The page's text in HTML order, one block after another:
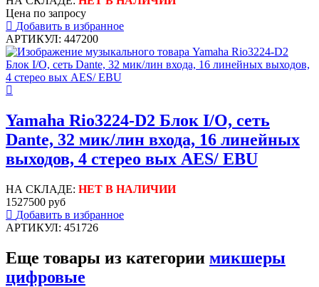
Цена по запросу
Добавить в избранное
АРТИКУЛ: 447200
Yamaha Rio3224-D2 Блок I/O, сеть
Dante, 32 мик/лин входа, 16 линейных
выходов, 4 стерео вых AES/ EBU
НА СКЛАДЕ: НЕТ В НАЛИЧИИ
1527500 руб
Добавить в избранное
АРТИКУЛ: 451726
Еще товары из категории микшеры
цифровые